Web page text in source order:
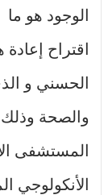
الوجود هو
اقتراح
الحسني و
والصحة
المستشفى